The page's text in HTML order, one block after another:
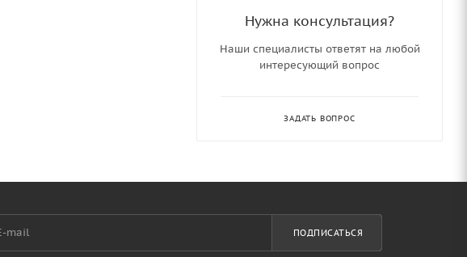
Нужна консультация?
Наши специалисты ответят на любой
интересующий вопрос
ЗАДАТЬ ВОПРОС
ПОДПИСАТЬСЯ